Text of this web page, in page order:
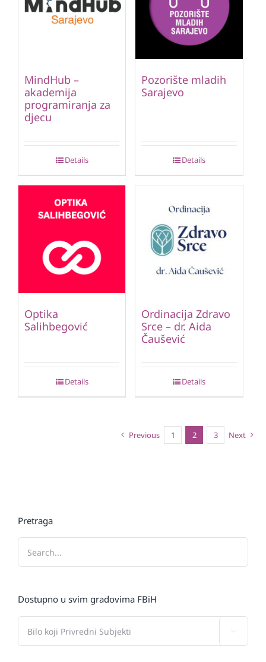
MindHub –
akademija
programiranja za
djecu
Details
Pozorište mladih
Sarajevo
Details
Optika
Salihbegović
Details
Ordinacija Zdravo
Srce – dr. Aida
Čaušević
Details
Previous 1 2 3 Next
Pretraga
Dostupno u svim gradovima FBiH